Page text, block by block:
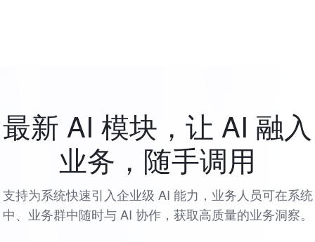
最新 AI 模块，让 AI 融入
业务，随手调用
支持为系统快速引入企业级 AI 能力，业务人员可在系统
中、业务群中随时与 AI 协作，获取高质量的业务洞察。